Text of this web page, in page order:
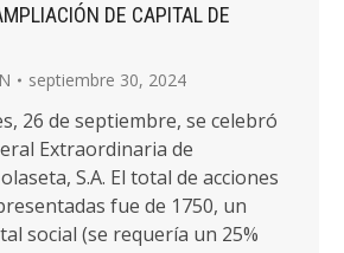
DE CAPITAL DE
septiembre 30, 2024
26 de septiembre, se celebró
Extraordinaria de
S.A. El total de acciones
fue de 1750, un
social (se requería un 25%